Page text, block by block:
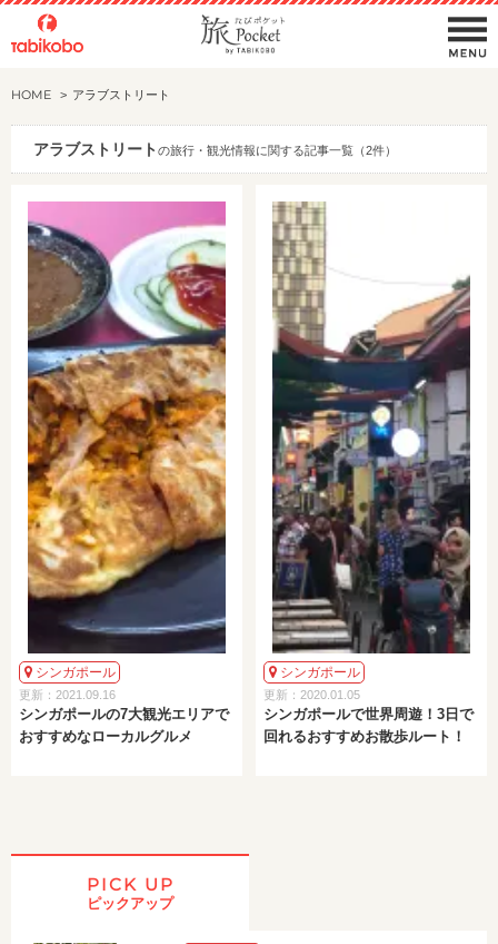
HOME アラブストリート
アラブストリート の旅行・観光情報に関する記事一覧（2件）
シンガポール
更新：2021.09.16
シンガポールの7大観光エリアで
おすすめなローカルグルメ
シンガポール
更新：2020.01.05
シンガポールで世界周遊！3日で
回れるおすすめお散歩ルート！
PICK UP
ピックアップ